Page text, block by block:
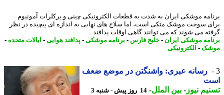
موشکی ایران به شدت به قطعات الکترونیکی چینی و پرکلرات آمونیوم
سوخت موشک متکی است، اما سلاح های نهایی به اندازه ای پیچیده در نظر
می شوند که می توانند گاهی اوقات پدافند ...
موشکی ایران - خلیج فارس-برنامه موشکی-پدافند هوایی- ایالات متحده-
-الکترونیکی
رسانه عبری: واشنگتن در موضع ضعف
نیوز-بین الملل-
14 روز پیش - شنبه 3